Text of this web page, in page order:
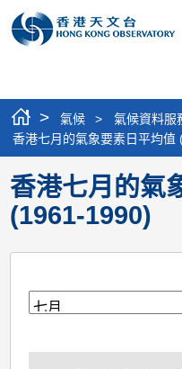
> 氣候 > 氣候資料服
香港七月的氣象要素日平均值
香港七月的氣
(1961-1990)
月